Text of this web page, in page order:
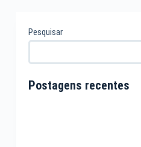
Pesquisar
Postagens recentes